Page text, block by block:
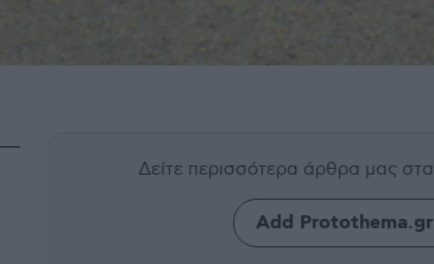
Δείτε περισσότερα άρθρα μας
Add